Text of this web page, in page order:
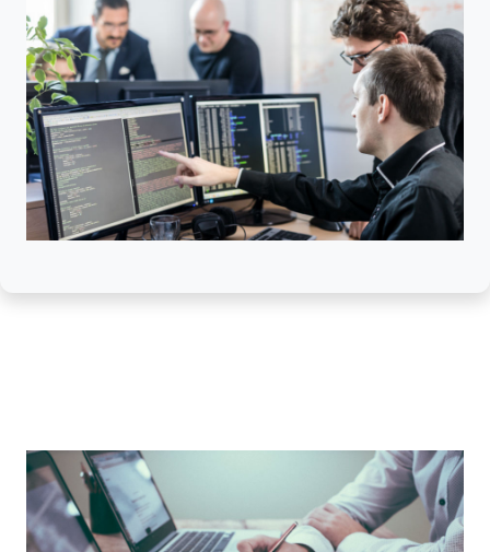
Durante el año 2018, se logró resolver problemas de
vieja data y lo que antes eran soluciones para uso
exclusivo del Ministerio TIC, ahora podrían ser utilizadas
por todas las entidades del estado, esto a través de la
Resolución 537 del 23 de marzo de 2018-"Por la
cual se otorga licenciamiento sobre los derechos de
reproducción, comunicación pública, trasformación y
distribución de los códigos fuentes de algunos
desarrollos tecnológicos de propiedad del Fondo de
entidades públicas licenciamiento sobre los derechos
las Comunicaciones ostente los derechos patrimoniales
de autor, por el termino máximo establecido en la Ley
23 de 1982 y demás normas que la modifiquen,
adicionen o sustituyan.